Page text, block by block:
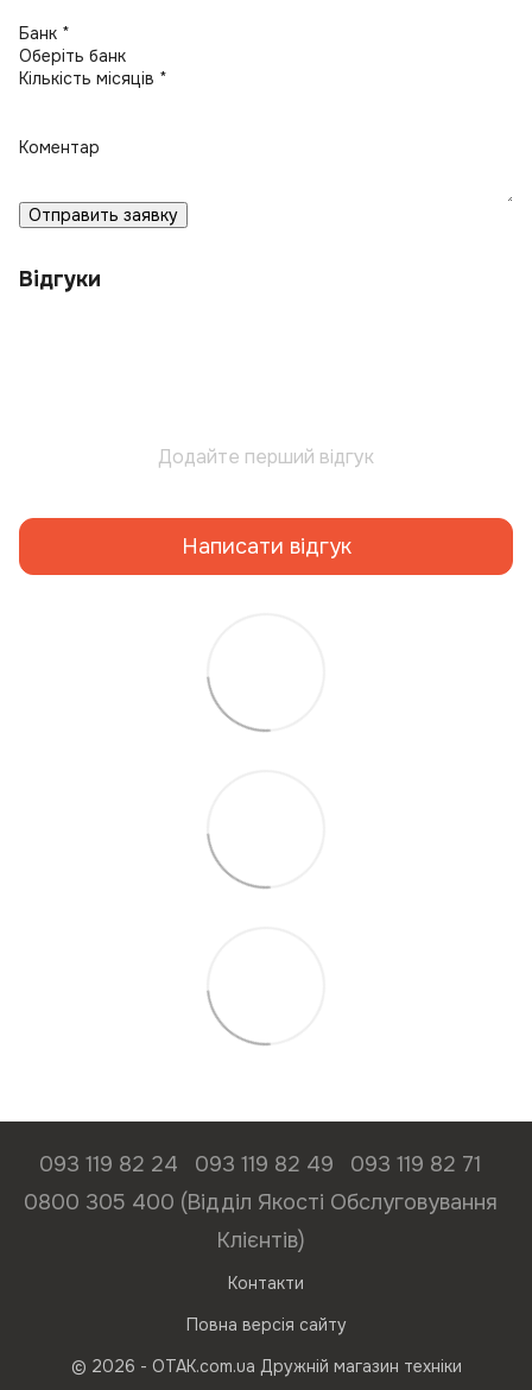
Банк *
Кількість місяців *
Коментар
Отправить заявку
Відгуки
Додайте перший відгук
Написати відгук
093 119 82 24 093 119 82 49
093 119 82 71
0800 305 400 (Відділ Якості Обслуговування
Клієнтів)
Контакти
Повна версія сайту
© 2026 - ОТАК.com.ua Дружній магазин техніки